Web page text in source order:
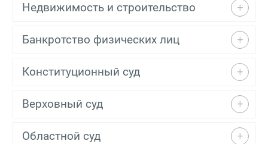
Недвижимость и строительство
Банкротство физических лиц
Конституционный суд
Верховный суд
Областной суд